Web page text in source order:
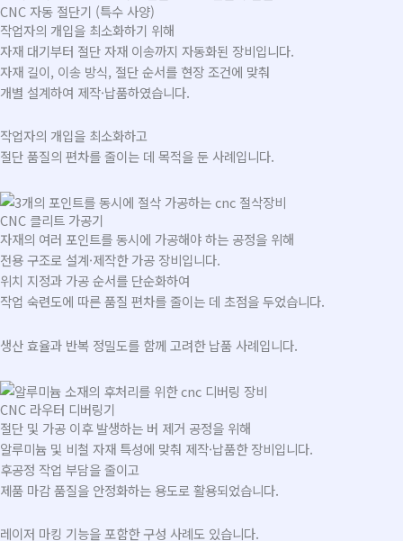
CNC 자동 절단기 (특수 사양)
작업자의 개입을 최소화하기 위해
자재 대기부터 절단 자재 이송까지 자동화된 장비입니다.
자재 길이, 이송 방식, 절단 순서를 현장 조건에 맞춰
개별 설계하여 제작·납품하였습니다.
작업자의 개입을 최소화하고
절단 품질의 편차를 줄이는 데 목적을 둔 사례입니다.
CNC 클리트 가공기
자재의 여러 포인트를 동시에 가공해야 하는 공정을 위해
전용 구조로 설계·제작한 가공 장비입니다.
위치 지정과 가공 순서를 단순화하여
작업 숙련도에 따른 품질 편차를 줄이는 데 초점을 두었습니다.
생산 효율과 반복 정밀도를 함께 고려한 납품 사례입니다.
CNC 라우터 디버링기
절단 및 가공 이후 발생하는 버 제거 공정을 위해
알루미늄 및 비철 자재 특성에 맞춰 제작·납품한 장비입니다.
후공정 작업 부담을 줄이고
제품 마감 품질을 안정화하는 용도로 활용되었습니다.
레이저 마킹 기능을 포함한 구성 사례도 있습니다.